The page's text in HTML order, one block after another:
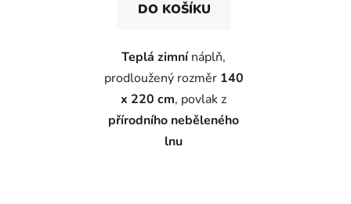
DO KOŠÍKU
Teplá zimnínáplň,
prodloužený rozměr 140
x 220 cm, povlak z
přírodního neběleného
lnu